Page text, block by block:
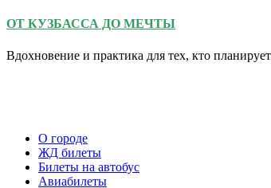
ОТ КУЗБАССА ДО МЕЧТЫ
Вдохновение и практика для тех, кто
О городе
ЖД билеты
Билеты на автобус
Авиабилеты